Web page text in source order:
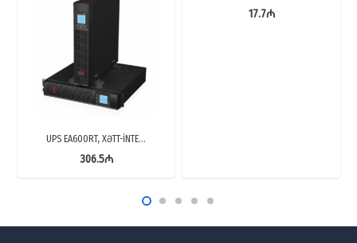
UPS EA600RT, XƏTT-İNTE…
306.5₼
17.7₼